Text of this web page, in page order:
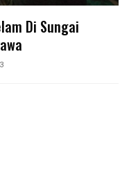
Di Sungai